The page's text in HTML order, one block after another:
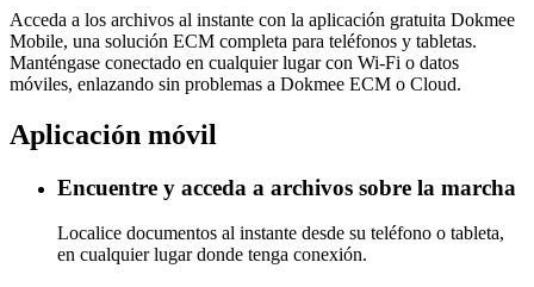
Acceda a los archivos al instante con la aplicación gratuita Dokmee
Mobile, una solución ECM completa para teléfonos y tabletas.
Manténgase conectado en cualquier lugar con Wi-Fi o datos
móviles, enlazando sin problemas a Dokmee ECM o Cloud.
Aplicación móvil
Encuentre y acceda a archivos sobre la marcha
Localice documentos al instante desde su teléfono o tableta,
en cualquier lugar donde tenga conexión.